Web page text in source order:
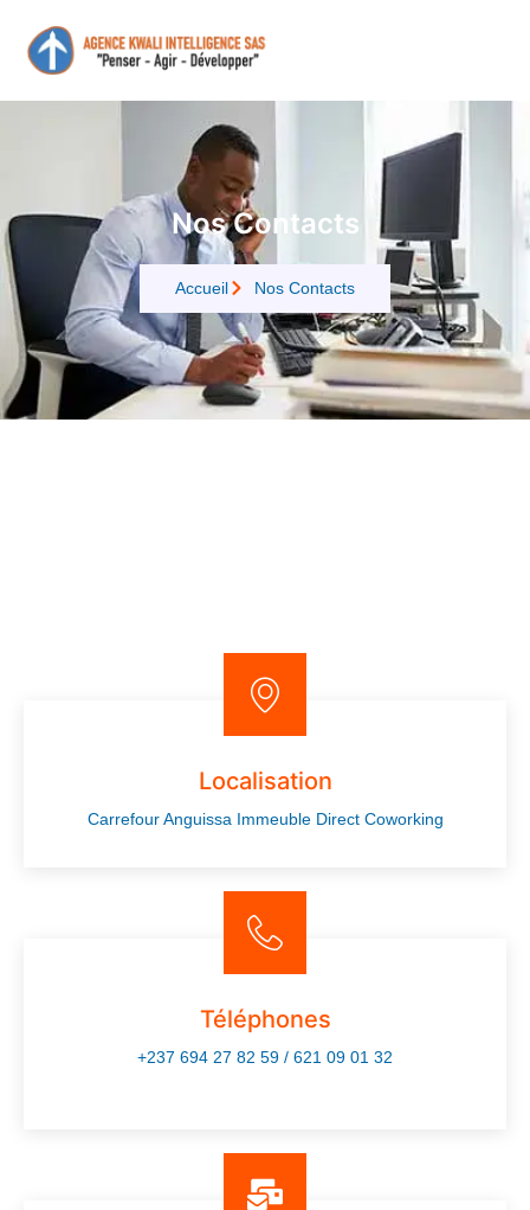
Nos Contacts
Accueil Nos Contacts
Localisation
Carrefour Anguissa Immeuble Direct Coworking
Téléphones
+237 694 27 82 59 / 621 09 01 32